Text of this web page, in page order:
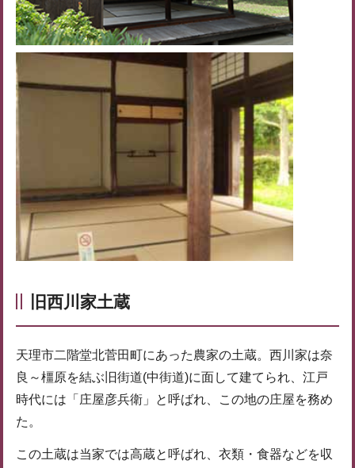
旧西川家土蔵
天理市二階堂北菅田町にあった農家の土蔵。西川家は奈
良～橿原を結ぶ旧街道(中街道)に面して建てられ、江戸
時代には「庄屋彦兵衛」と呼ばれ、この地の庄屋を務め
た。
この土蔵は当家では高蔵と呼ばれ、衣類・食器などを収